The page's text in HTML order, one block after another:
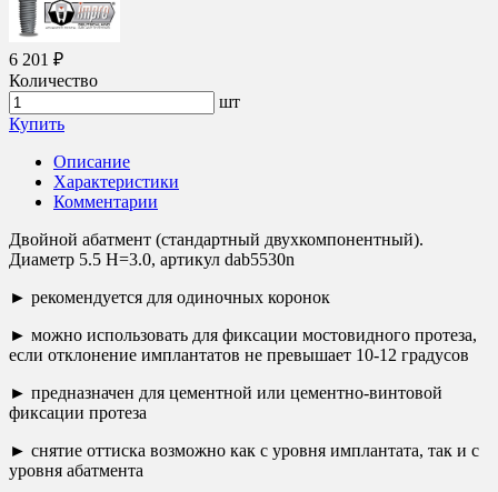
6 201 ₽
Количество
шт
Купить
Описание
Характеристики
Комментарии
Двойной абатмент (стандартный двухкомпонентный).
Диаметр 5.5 H=3.0, артикул dab5530n
► рекомендуется для одиночных коронок
► можно использовать для фиксации мостовидного протеза,
если отклонение имплантатов не превышает 10-12 градусов
► предназначен для цементной или цементно-винтовой
фиксации протеза
► снятие оттиска возможно как с уровня имплантата, так и с
уровня абатмента